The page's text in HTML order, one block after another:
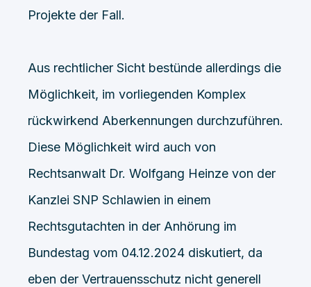
Projekte der Fall.
Aus rechtlicher Sicht bestünde allerdings die
Möglichkeit, im vorliegenden Komplex
rückwirkend Aberkennungen durchzuführen.
Diese Möglichkeit wird auch von
Rechtsanwalt Dr. Wolfgang Heinze von der
Kanzlei SNP Schlawien in einem
Rechtsgutachten in der Anhörung im
Bundestag vom 04.12.2024 diskutiert, da
eben der Vertrauensschutz nicht generell